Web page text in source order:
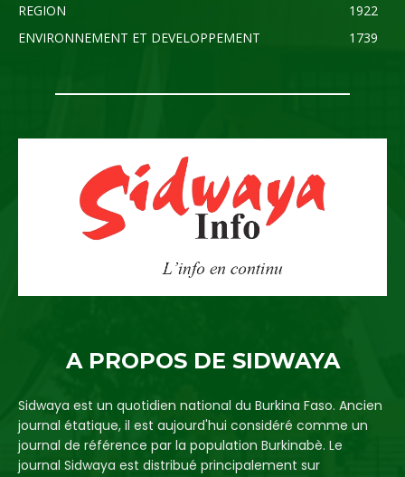
REGION
1922
ENVIRONNEMENT ET DEVELOPPEMENT
1739
A PROPOS DE SIDWAYA
Sidwaya est un quotidien national du Burkina Faso. Ancien
journal étatique, il est aujourd'hui considéré comme un
journal de référence par la population Burkinabè. Le
journal Sidwaya est distribué principalement sur